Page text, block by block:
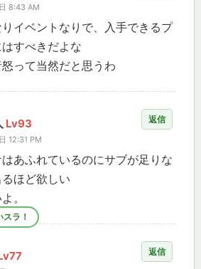
8:43 AM
イベントなりで、入手できるプ
すべきだよな
って当然だと思うわ
Lv93
12:31 PM
あふれているのにサブが足りな
ほど欲しい
。
返信
返信
ラ！